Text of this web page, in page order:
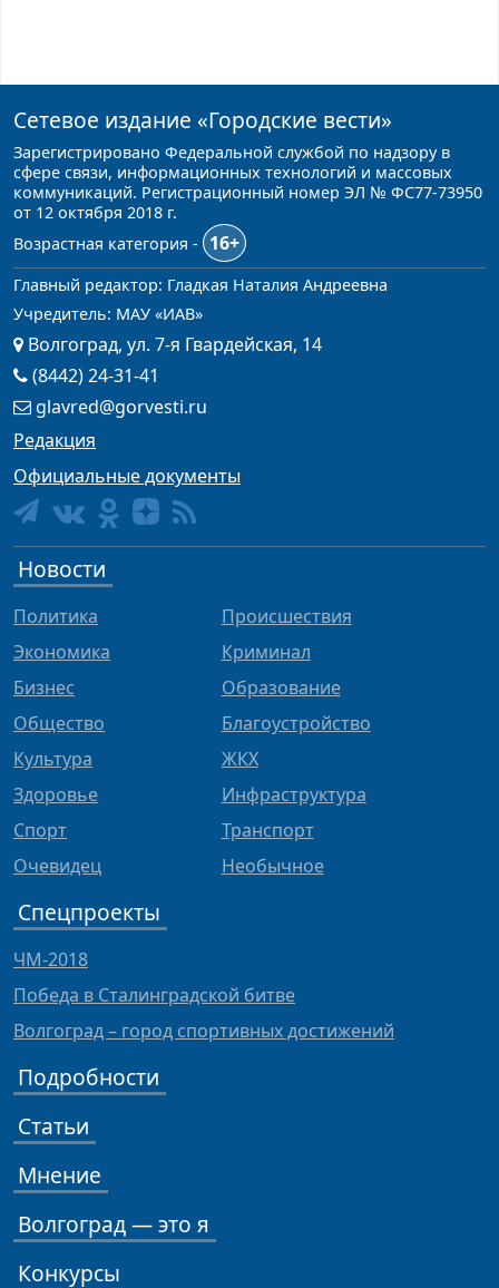
Сетевое издание «Городские вести»
Зарегистрировано Федеральной службой по надзору в
сфере связи, информационных технологий и массовых
коммуникаций. Регистрационный номер ЭЛ № ФС77-73950
от 12 октября 2018 г.
Возрастная категория -
16+
Главный редактор: Гладкая Наталия Андреевна
Учредитель: МАУ «ИАВ»
Волгоград, ул. 7-я Гвардейская, 14
(8442) 24-31-41
glavred@gorvesti.ru
Редакция
Официальные документы
Новости
Политика
Экономика
Бизнес
Общество
Культура
Здоровье
Спорт
Очевидец
Происшествия
Криминал
Образование
Благоустройство
ЖКХ
Инфраструктура
Транспорт
Необычное
Спецпроекты
ЧМ-2018
Победа в Сталинградской битве
Волгоград – город спортивных достижений
Подробности
Статьи
Мнение
Волгоград — это я
Конкурсы